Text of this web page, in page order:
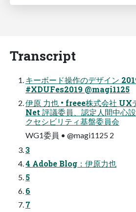
Transcript
キーボード操作のデザイン
#XDUFes2019 @magi1125
伊原 力也 • freee株式会社 UX
Net 評議委員、認定人間中心
クセシビリティ基盤委員会
WG1委員 • @magi1125 2
3
4 Adobe Blog：伊原力也
5
6
7